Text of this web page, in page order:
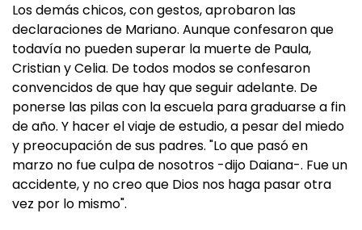
Los demás chicos, con gestos, aprobaron las
declaraciones de Mariano. Aunque confesaron que
todavía no pueden superar la muerte de Paula,
Cristian y Celia. De todos modos se confesaron
convencidos de que hay que seguir adelante. De
ponerse las pilas con la escuela para graduarse a fin
de año. Y hacer el viaje de estudio, a pesar del miedo
y preocupación de sus padres. "Lo que pasó en
marzo no fue culpa de nosotros -dijo Daiana-. Fue un
accidente, y no creo que Dios nos haga pasar otra
vez por lo mismo".